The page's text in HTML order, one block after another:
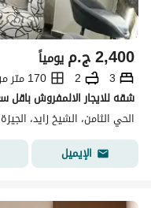
ج.م2,400 يومياً
3
2
170 متر مربع
الحي الثامن، الشيخ زايد، الجيزة
الإيميل